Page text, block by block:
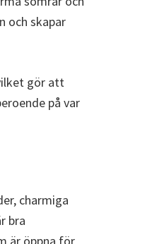
och skapar
gör att
på var
charmiga
bra